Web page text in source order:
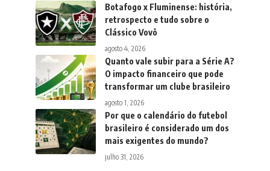
Botafogo x Fluminense: história,
retrospecto e tudo sobre o
Clássico Vovô
agosto 4, 2026
Quanto vale subir para a Série A?
O impacto financeiro que pode
transformar um clube brasileiro
agosto 1, 2026
Por que o calendário do futebol
brasileiro é considerado um dos
mais exigentes do mundo?
julho 31, 2026